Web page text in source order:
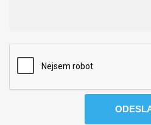
Terms
and
conditions